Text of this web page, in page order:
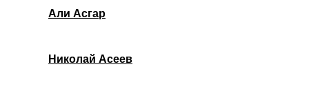
Али Асгар
Николай Асеев